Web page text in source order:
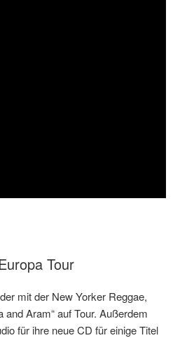
Tour
mit der New Yorker Reggae,
and Aram“ auf Tour. Außerdem
für ihre neue CD für einige Titel